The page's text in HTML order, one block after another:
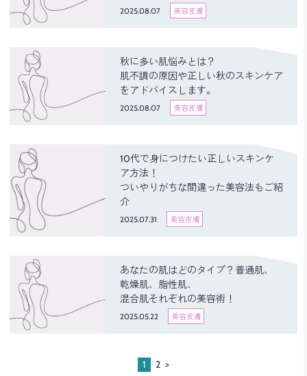
2025.08.07 美容皮膚
秋に多い肌悩みとは？
肌不調の原因や正しい秋のスキンケア
をアドバイスします。
2025.08.07 美容皮膚
10代で身につけたい正しいスキンケ
ア方法！
ついやりがちな間違った美容法もご紹
介
2025.07.31 美容皮膚
あなたの肌はどのタイプ？普通肌、
乾燥肌、脂性肌、
混合肌それぞれの美容術！
2025.05.22 美容皮膚
1 2 >